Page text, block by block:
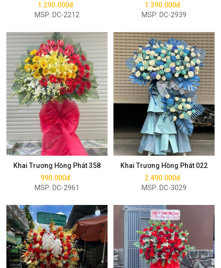
1.290.000đ
MSP: DC-2212
1.390.000đ
MSP: DC-2939
Khai Trương Hồng Phát 358
990.000đ
MSP: DC-2961
Mua ngay
Khai Trương Hồng Phát 022
2.490.000đ
MSP: DC-3029
Mua ngay